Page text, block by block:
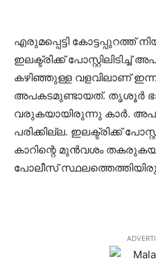
എരുമപ്പെട്ടി കോട്ടപ്പുറത്ത്
ഇലക്ട്രിക്ക് പോസ്റ്റിലിടിച്ച്
കഴിഞ്ഞുള്ള വളവിലാണ്
അപകടമുണ്ടായത്. തൃശൂര്‍
വരുകയായിരുന്നു കാര്‍.
പരിക്കില്ല. ഇലക്ട്രിക്ക്
കാറിന്റെ മുന്‍വശം
പോലീസ്